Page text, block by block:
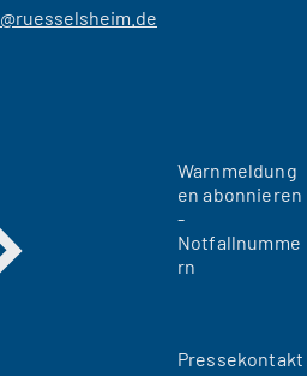
ruesselsheim de
Warnmeldung
en abonnieren
-
Notfallnumme
rn
Pressekontakt